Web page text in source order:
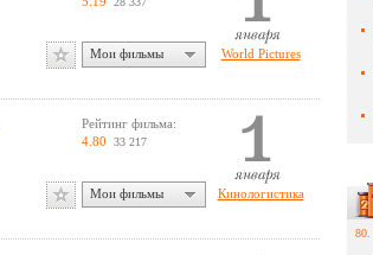
World Pictures
Мои фильмы
Кинологистика
Рейтинг фильма:
4.80 33 217
Мои фильмы
80.